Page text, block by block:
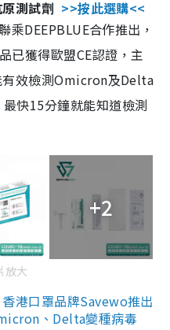
測試劑 >>按此選購<<
DEEPBLUE合作推出，
已獲得歐盟CE認證，主
效檢測Omicron及Delta
快15分鐘就能知道檢測
+2
放大
港口罩品牌Savewo推出
、Delta變種病毒